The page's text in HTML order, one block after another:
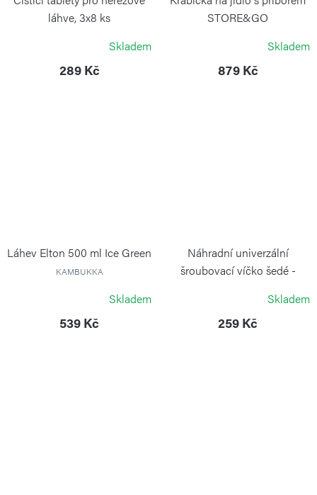
láhve, 3x8 ks
Skladem
289 Kč
STORE&GO
Skladem
879 Kč
Láhev Elton 500 ml Ice Green
KAMBUKKA
Skladem
539 Kč
Náhradní univerzální
šroubovací víčko šedé -
Skladem
259 Kč